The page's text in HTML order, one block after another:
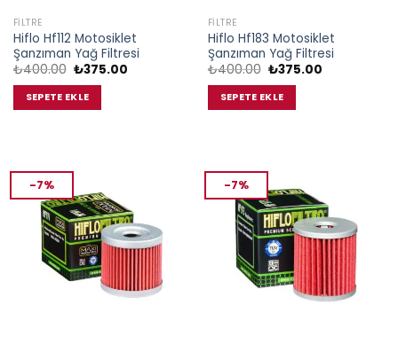
FILTRE
Hiflo Hf112 Motosiklet
Şanzıman Yağ Filtresi
₺400.00 Orijinal
₺400.00.
₺375.00Şu
SEPETE EKLE
FILTRE
Hiflo Hf183 Motosiklet
Şanzıman Yağ Filtresi
₺400.00 Orijinal
₺400.00.
₺375.00Şu
SEPETE EKLE
-7% -7%